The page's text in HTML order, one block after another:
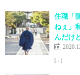
住職「
ねぇ」
んだけ
[…]